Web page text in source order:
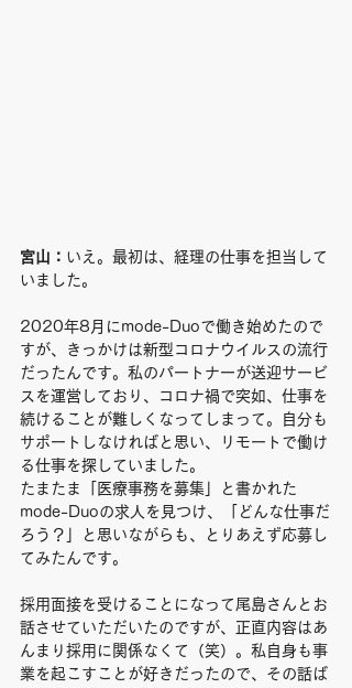
宮山： いえ。最初は、経理の仕事を担当して
いました。
2020年8月にmode-Duoで働き始めたので
すが、きっかけは新型コロナウイルスの流行
だったんです。私のパートナーが送迎サービ
スを運営しており、コロナ禍で突如、仕事を
続けることが難しくなってしまって。自分も
サポートしなければと思い、リモートで働け
る仕事を探していました。
たまたま「医療事務を募集」と書かれた
mode-Duoの求人を見つけ、「どんな仕事だ
ろう？」と思いながらも、とりあえず応募し
てみたんです。
採用面接を受けることになって尾島さんとお
話させていただいたのですが、正直内容はあ
んまり採用に関係なくて（笑）。私自身も事
業を起こすことが好きだったので、その話ば